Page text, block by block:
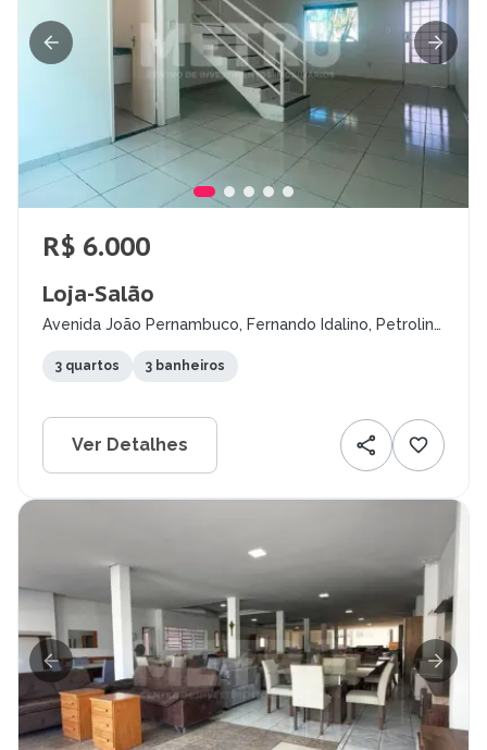
R$ 6.000
Loja-Salão
Avenida João Pernambuco, Fernando Idalino, Petrolina
3 quartos 3 banheiros
Ver Detalhes